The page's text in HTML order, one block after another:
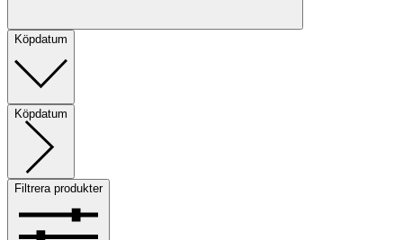
Köpdatum
Köpdatum
Filtrera produkter